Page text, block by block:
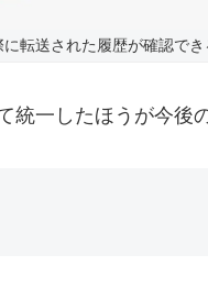
転送された履歴が確認でき
一したほうが今後